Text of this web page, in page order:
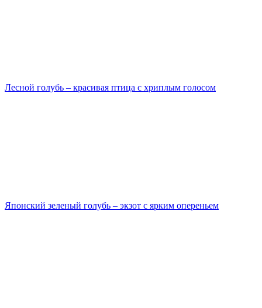
Лесной голубь – красивая птица с хриплым голосом
Японский зеленый голубь – экзот с ярким опереньем